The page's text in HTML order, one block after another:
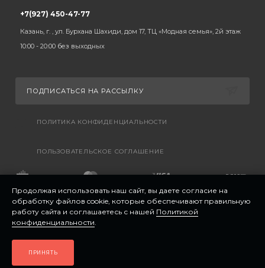
+7(927) 450-47-77
Казань, г. , ул. Бурхана Шахиди, дом 17, ТЦ «Модная семья», 2й этаж
10:00 - 20:00 без выходных
ПОДПИСАТЬСЯ НА РАССЫЛКУ
ПОЛИТИКА КОНФИДЕНЦИАЛЬНОСТИ
ПОЛЬЗОВАТЕЛЬСКОЕ СОГЛАШЕНИЕ
Продолжая использовать наш сайт, вы даете согласие на
обработку файлов cookie, которые обеспечивают правильную
работу сайта и соглашаетесь с нашей Политикой
конфиденциальности.
ПРИНЯТЬ